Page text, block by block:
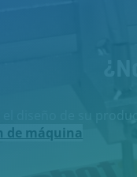
de máquina